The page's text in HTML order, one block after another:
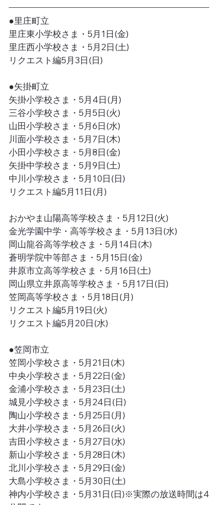
●里庄町立
里庄東小学校さま・5月1日(金)
里庄西小学校さま・5月2日(土)
リクエスト編5月3日(日)
●矢掛町立
矢掛小学校さま・5月4日(月)
三谷小学校さま・5月5日(火)
山田小学校さま・5月6日(水)
川面小学校さま・5月7日(木)
小田小学校さま・5月8日(金)
矢掛中学校さま・5月9日(土)
中川小学校さま・5月10日(日)
リクエスト編5月11日(月)
おかやま山陽高等学校さま・5月12日(火)
金光学園中学・高等学校さま・5月13日(水)
岡山龍谷高等学校さま・5月14日(木)
蒼明学院中等部さま・5月15日(金)
井原市立高等学校さま・5月16日(土)
岡山県立井原高等学校さま・5月17日(日)
笠岡高等学校さま・5月18日(月)
リクエスト編5月19日(火)
リクエスト編5月20日(水)
●笠岡市立
笠岡小学校さま・5月21日(木)
中央小学校さま・5月22日(金)
金浦小学校さま・5月23日(土)
城見小学校さま・5月24日(日)
陶山小学校さま・5月25日(月)
大井小学校さま・5月26日(火)
吉田小学校さま・5月27日(水)
新山小学校さま・5月28日(木)
北川小学校さま・5月29日(金)
大島小学校さま・5月30日(土)
神内小学校さま・5月31日(日)※実際の放送時間は4